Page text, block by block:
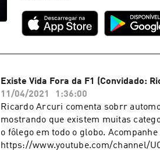
Existe Vida Fora da F1 (Convidado:
11/04/2021
1:36:00
Ricardo Arcuri comenta sobrr
mostrando que existem muitas
o fôlego em todo o globo.
https://www.youtube.com/channel/